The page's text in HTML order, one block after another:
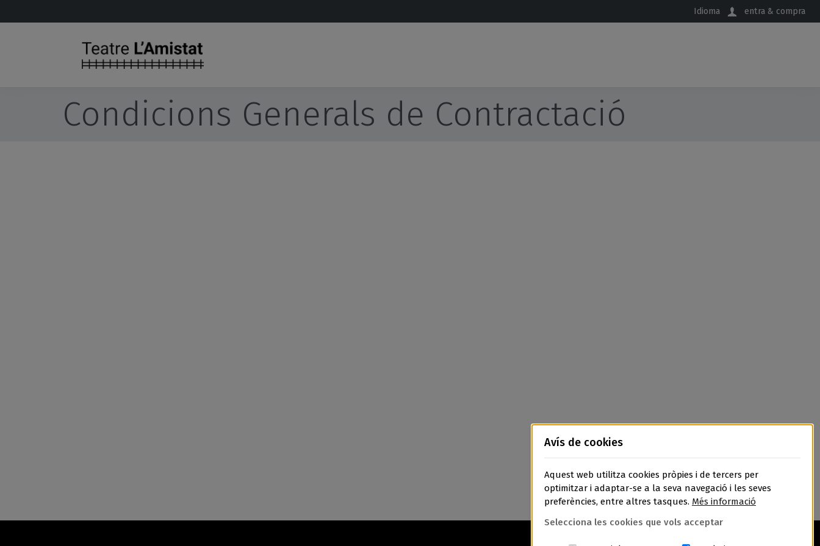
Idioma entra & compra
Condicions Generals de Contractació
Avís de cookies
Aquest web utilitza cookies pròpies i de tercers per
optimitzar i adaptar-se a la seva navegació i les seves
preferències, entre altres tasques. Més informació
Selecciona les cookies que vols acceptar